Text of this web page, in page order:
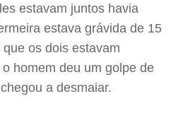
estavam juntos havia
estava grávida de 15
os dois estavam
homem deu um golpe de
a desmaiar.